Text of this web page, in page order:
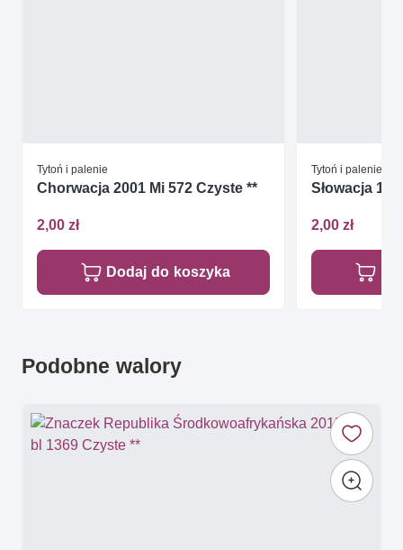
Tytoń i palenie
Chorwacja 2001 Mi 572 Czyste **
2,00 zł
Dodaj do koszyka
Tytoń i palenie
Słowacja
2,00 zł
Podobne walory